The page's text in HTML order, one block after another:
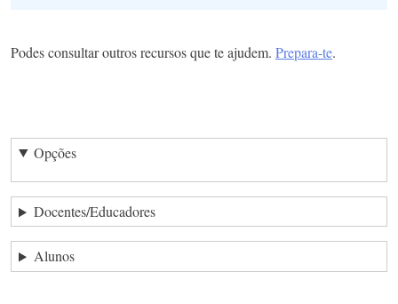
Podes consultar outros recursos que te ajudem. Prepara-te.
Opções
Docentes/Educadores
Alunos